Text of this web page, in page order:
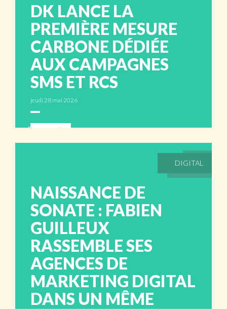
DK LANCE LA
PREMIÈRE MESURE
CARBONE DÉDIÉE
AUX CAMPAGNES
SMS ET RCS
jeudi 28 mai 2026
ABONNÉS
DIGITAL
NAISSANCE DE
SONATE : FABIEN
GUILLEUX
RASSEMBLE SES
AGENCES DE
MARKETING DIGITAL
DANS UN MÊME